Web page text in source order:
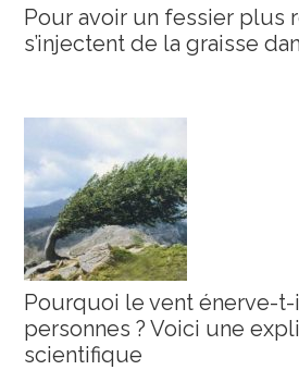
Pour avoir un fessier plus
s’injectent de la graisse
Pourquoi le vent énerve-t-
personnes ? Voici une
scientifique